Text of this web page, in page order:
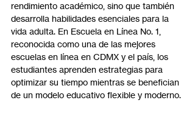
rendimiento académico, sino que también
desarrolla habilidades esenciales para la
vida adulta. En Escuela en Línea No. 1,
reconocida como una de las mejores
escuelas en línea en CDMX y el país, los
estudiantes aprenden estrategias para
optimizar su tiempo mientras se benefician
de un modelo educativo flexible y moderno.